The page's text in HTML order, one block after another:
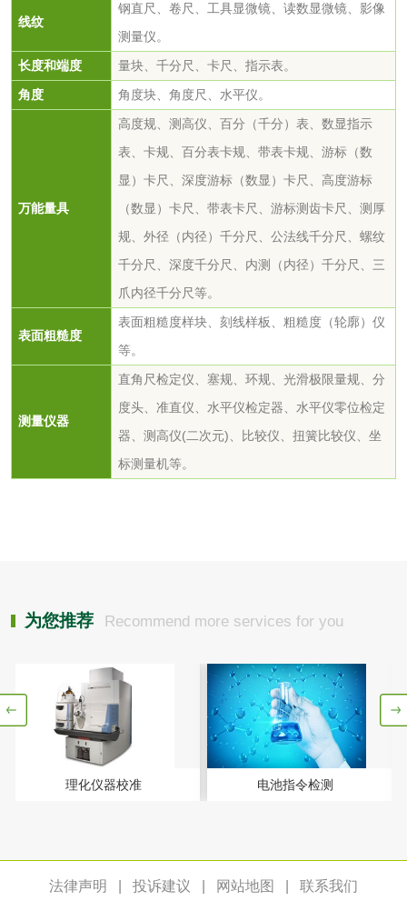
线纹
钢直尺、卷尺、工具显微镜、读数显微镜、影像
测量仪。
长度和端度
量块、千分尺、卡尺、指示表。
角度
角度块、角度尺、水平仪。
万能量具
高度规、测高仪、百分（千分）表、数显指示
表、卡规、百分表卡规、带表卡规、游标（数
显）卡尺、深度游标（数显）卡尺、高度游标
（数显）卡尺、带表卡尺、游标测齿卡尺、测厚
规、外径（内径）千分尺、公法线千分尺、螺纹
千分尺、深度千分尺、内测（内径）千分尺、三
爪内径千分尺等。
表面粗糙度
表面粗糙度样块、刻线样板、粗糙度（轮廓）仪
等。
测量仪器
直角尺检定仪、塞规、环规、光滑极限量规、分
度头、准直仪、水平仪检定器、水平仪零位检定
器、测高仪(二次元)、比较仪、扭簧比较仪、坐
标测量机等。
为您推荐 Recommend more services for you
理化仪器校准 电池指令检测
法律声明 投诉建议 网站地图 联系我们
石灰检测
活性炭
活性炭检测 煤质颗粒活性炭检
测
测
电厂水处理活性炭 木质活性炭检测
木质净水用活性炭
检测
农药肥料
肥料检测 微生物肥料检测
化工助剂检测 涂料助剂检测
化工原料检测 化学品检测